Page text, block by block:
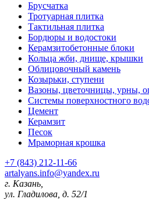
Брусчатка
Тротуарная плитка
Тактильная плитка
Бордюры и водостоки
Керамзитобетонные блоки
Кольца жби, днище, крышки
Облицовочный камень
Козырьки, ступени
Вазоны, цветочницы, урны,
Системы поверхностного
Цемент
Керамзит
Песок
Мраморная крошка
+7 (843) 212-11-66
artalyans.info@yandex.ru
г. Казань,
ул. Гладилова, д. 52/1